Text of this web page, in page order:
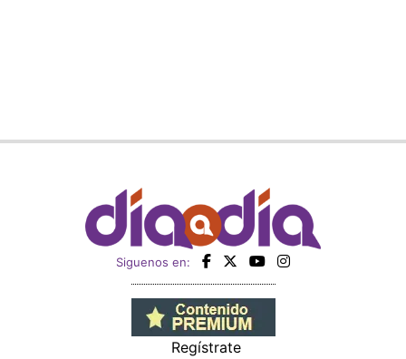
Siguenos en:
Regístrate